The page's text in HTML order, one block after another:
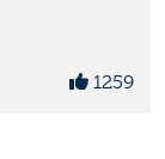
1259